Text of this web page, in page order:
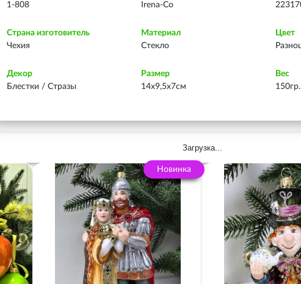
1-808
Irena-Co
Страна изготовитель
Чехия
Материал
Стекло
Цвет
Декор
Блестки / Стразы
Размер
14х9,5х7см
Вес
150гр.
Загрузка...
Новинка